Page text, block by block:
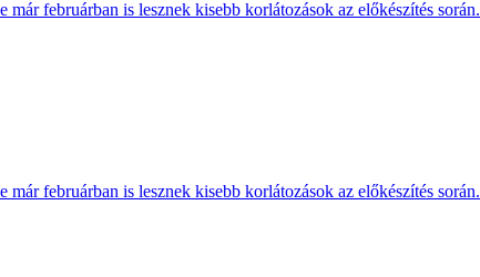
februárban is lesznek kisebb korlátozások az előkészítés során.
februárban is lesznek kisebb korlátozások az előkészítés során.